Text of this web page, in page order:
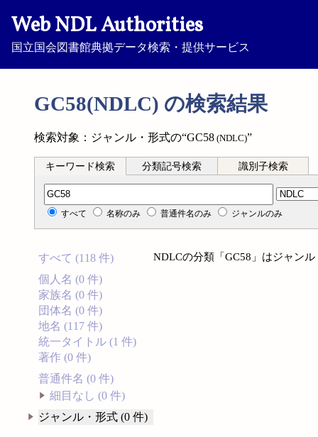
Web NDL Authorities
国立国会図書館典拠データ検索・提供サービス
GC58(NDLC) の検索結果
検索対象：ジャンル・形式の“GC58 (NDLC)”
キーワード検索 分類記号検索 識別子検索
分類記号検索
すべて 名称のみ 普通件名のみ ジャンルのみ
すべて (118 件)
個人名 (0 件)
家族名 (0 件)
団体名 (0 件)
地名 (117 件)
統一タイトル (1 件)
著作 (0 件)
普通件名 (0 件)
細目なし (0 件)
ジャンル・形式 (0 件)
NDLCの分類「GC58」はジャン